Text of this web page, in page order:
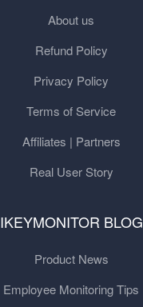
About us
Refund Policy
Privacy Policy
Terms of Service
Affiliates | Partners
Real User Story
IKEYMONITOR BLOG
Product News
Employee Monitoring Tips